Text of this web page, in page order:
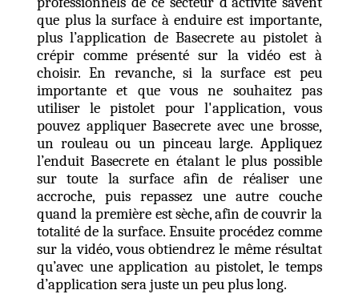
que plus la surface à enduire est importante,
plus l’application de Basecreteau pistolet à
crépir comme présenté sur la vidéo est à
choisir. En revanche, si la surface est peu
importante et que vous ne souhaitez pas
utiliser le pistolet pour l'application, vous
pouvez appliquer Basecrete avec une brosse,
un rouleau ou un pinceau large. Appliquez
l’enduit Basecrete en étalant le plus possible
sur toute la surface afin de réaliser une
accroche, puis repassez une autre couche
quand la première est sèche, afin de couvrir la
totalité de la surface. Ensuite procédez comme
sur la vidéo, vous obtiendrez le même résultat
qu’avec une application au pistolet, le temps
d’application serajuste un peu pluslong.